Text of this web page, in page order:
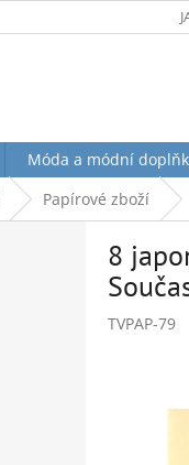
Móda a módní
Papírové zboží
8
TVPAP-79